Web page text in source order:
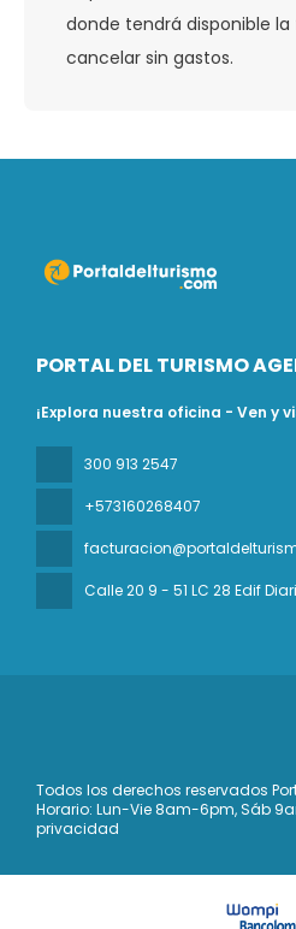
donde tendrá disponible
cancelar sin gastos.
PORTAL DEL TURISMO
¡Explora nuestra oficina - Ven y
300 913 2547
+573160268407
Calle 20 9 - 51 LC 28 Edif
Todos los derechos reservados
Horario: Lun-Vie 8am-6pm, Sáb
privacidad